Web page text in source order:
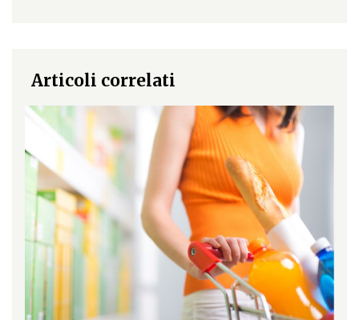
Articoli correlati